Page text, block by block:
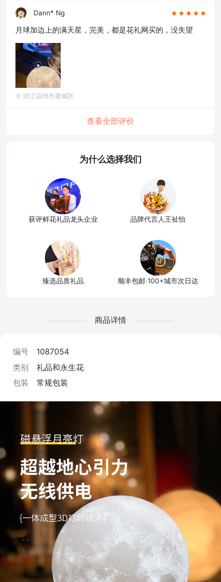
Dann* Ng
月球加边上的满天星，完美，都是花礼网买的，没失望
浙江温州市鹿城区
查看全部评价
为什么选择我们
获评鲜花礼品龙头企业 品牌代言人王祉怡
臻选品质礼品 顺丰包邮·100+城市次日达
商品详情
编号
1087054
类别
礼品和永生花
包装
常规包装